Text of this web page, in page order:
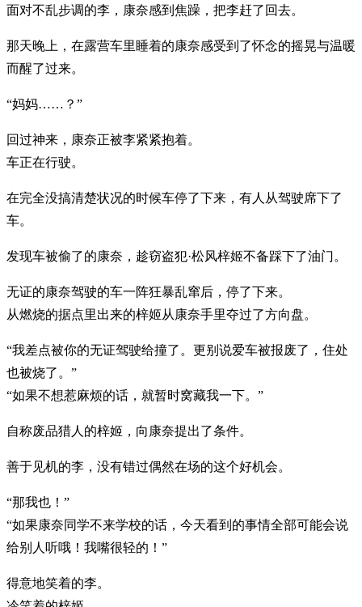
面对不乱步调的李，康奈感到焦躁，把李赶了回去。
那天晚上，在露营车里睡着的康奈感受到了怀念的摇晃与温暖
而醒了过来。
“妈妈……？”
回过神来，康奈正被李紧紧抱着。
车正在行驶。
在完全没搞清楚状况的时候车停了下来，有人从驾驶席下了
车。
发现车被偷了的康奈，趁窃盗犯·松风梓姬不备踩下了油门。
无证的康奈驾驶的车一阵狂暴乱窜后，停了下来。
从燃烧的据点里出来的梓姬从康奈手里夺过了方向盘。
“我差点被你的无证驾驶给撞了。更别说爱车被报废了，住处
也被烧了。”
“如果不想惹麻烦的话，就暂时窝藏我一下。”
自称废品猎人的梓姬，向康奈提出了条件。
善于见机的李，没有错过偶然在场的这个好机会。
“那我也！”
“如果康奈同学不来学校的话，今天看到的事情全部可能会说
给别人听哦！我嘴很轻的！”
得意地笑着的李。